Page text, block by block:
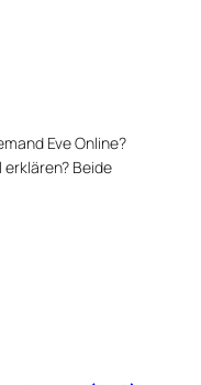
Eve Online?
erklären? Beide